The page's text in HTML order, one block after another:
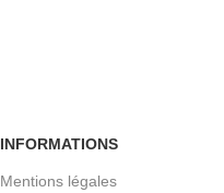
INFORMATIONS
Mentions légales